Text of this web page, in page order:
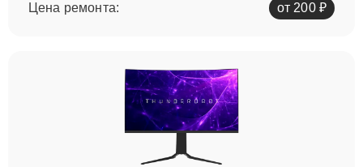
Цена ремонта:
от 200 ₽